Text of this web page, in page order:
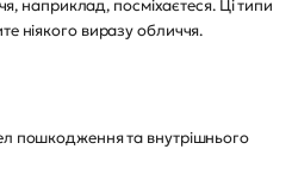
наприклад, посміхаєтеся. Ці типи
ніякого виразу обличчя.
пошкодження та внутрішнього